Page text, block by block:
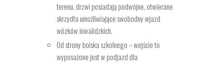
terenu, drzwi posiadają podwójne, otwierane
skrzydła umożliwiające swobodny wjazd
wózków inwalidzkich.
Od strony boiska szkolnego – wejście to
wyposażone jest w podjazd dla